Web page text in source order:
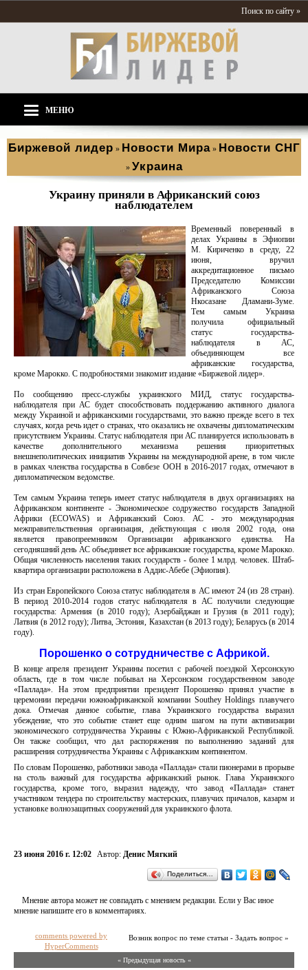
Поиск по сайту »
МЕНЮ
Биржевой лидер » Новости Мира » Новости СНГ
» Украина
Украину приняли в Африканский союз
наблюдателем
Временный поверенный в
делах Украины в Эфиопии
М. Кириченко в среду, 22
июня, вручил
аккредитационное письмо
Председателю Комиссии
Африканского Союза
Нкосазане Дламани-Зуме.
Тем самым Украина
получила официальный
статус государства-
наблюдателя в АС,
объединяющем все
африканские государства,
кроме Марокко. С подробностями знакомит издание «Биржевой лидер».
По сообщению пресс-службы украинского МИД, статус государства-
наблюдателя при АС будет способствовать поддержанию активного диалога
между Украиной и африканскими государствами, это важно прежде всего в тех
случаях, когда речь идет о странах, что оказались не охвачены дипломатическим
присутствием Украины. Статус наблюдателя при АС планируется использовать в
качестве дополнительного механизма решения приоритетных
внешнеполитических инициатив Украины на международной арене, в том числе
в рамках членства государства в Совбезе ООН в 2016-2017 годах, отмечают в
дипломатическом ведомстве.
Тем самым Украина теперь имеет статус наблюдателя в двух организациях на
Африканском континенте - Экономическое содружество государств Западной
Африки (ECOWAS) и Африканский Союз. АС - это международная
межправительственная организация, действующая с июля 2002 года, она
является правопреемником Организации африканского единства. На
сегодняшний день АС объединяет все африканские государства, кроме Марокко.
Общая численность населения таких государств - более 1 млрд. человек. Штаб-
квартира организации расположена в Аддис-Абебе (Эфиопия).
Из стран Европейского Союза статус наблюдателя в АС имеют 24 (из 28 стран).
В период 2010-2014 годов статус наблюдателя в АС получили следующие
государства: Армения (в 2010 году); Азербайджан и Грузия (в 2011 году);
Латвия (в 2012 году); Литва, Эстония, Казахстан (в 2013 году); Беларусь (в 2014
году).
Порошенко о сотрудничестве с Африкой.
В конце апреля президент Украины посетил с рабочей поездкой Херсонскую
область, где в том числе побывал на Херсонском государственном заводе
«Паллада». На этом предприятии президент Порошенко принял участие в
церемонии передачи южноафриканской компании Southey Holdings плавучего
дока. Отмечая данное событие, глава Украинского государства выразил
убеждение, что это событие станет еще одним шагом на пути активизации
экономического сотрудничества Украины с Южно-Африканской Республикой.
Он также сообщил, что дал распоряжения по выполнению заданий для
расширения сотрудничества Украины с Африканским континентом.
По словам Порошенко, работники завода «Паллада» стали пионерами в прорыве
на столь важный для государства африканский рынок. Глава Украинского
государства, кроме того, выразил надежду, что завод «Паллада» станет
участником тендера по строительству мастерских, плавучих причалов, казарм и
установке волнозащитных сооружений для украинского флота.
23 июня 2016 г. 12:02 Автор: Денис Мягкий
Поделиться…
Мнение автора может не совпадать с мнением редакции. Если у Вас иное
мнение напишите его в комментариях.
Возник вопрос по теме статьи - Задать вопрос »
comments powered by
HyperComments
« Предыдущая новость «